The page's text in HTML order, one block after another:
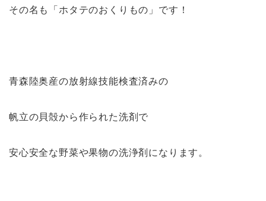
その名も「ホタテのおくりもの」です！
青森陸奥産の放射線技能検査済みの
帆立の貝殻から作られた洗剤で
安心安全な野菜や果物の洗浄剤になります。